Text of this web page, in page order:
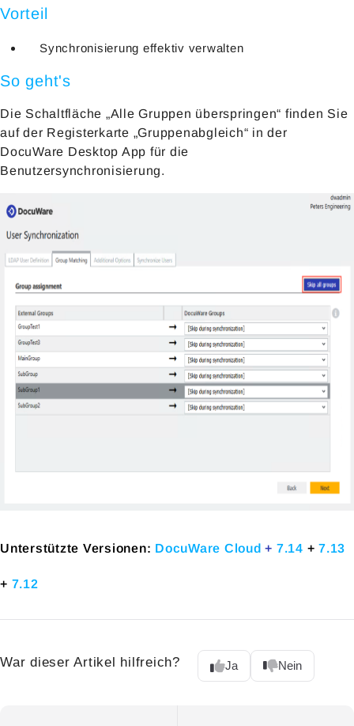
Vorteil
Synchronisierung effektiv verwalten
So geht's
Die Schaltfläche „Alle Gruppen überspringen“ finden Sie
auf der Registerkarte „Gruppenabgleich“ in der
DocuWare Desktop App für die
Benutzersynchronisierung.
Unterstützte Versionen: DocuWare Cloud+ 7.14 + 7.13
+ 7.12
War dieser Artikel hilfreich? Ja Nein